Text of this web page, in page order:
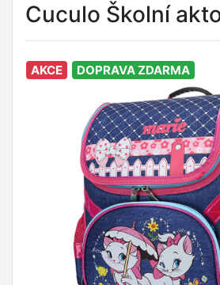
Cuculo Školní
AKCE DOPRAVA ZDARMA